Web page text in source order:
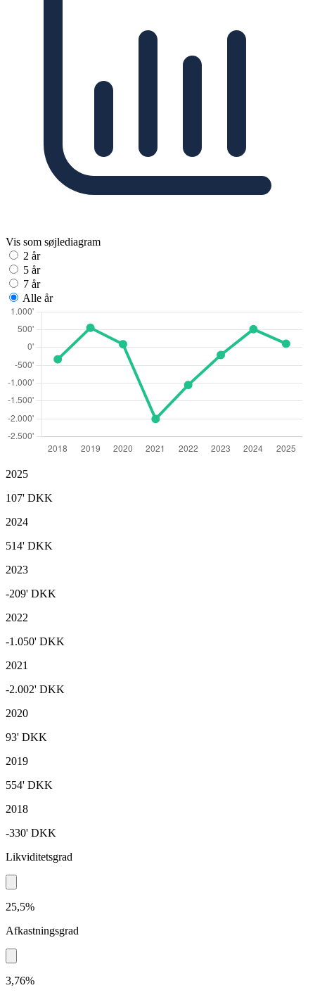
Vis som søjlediagram
2 år
5 år
7 år
Alle år
2025
107' DKK
2024
514' DKK
2023
-209' DKK
2022
-1.050' DKK
2021
-2.002' DKK
2020
93' DKK
2019
554' DKK
2018
-330' DKK
Likviditetsgrad
25,5%
Afkastningsgrad
3,76%